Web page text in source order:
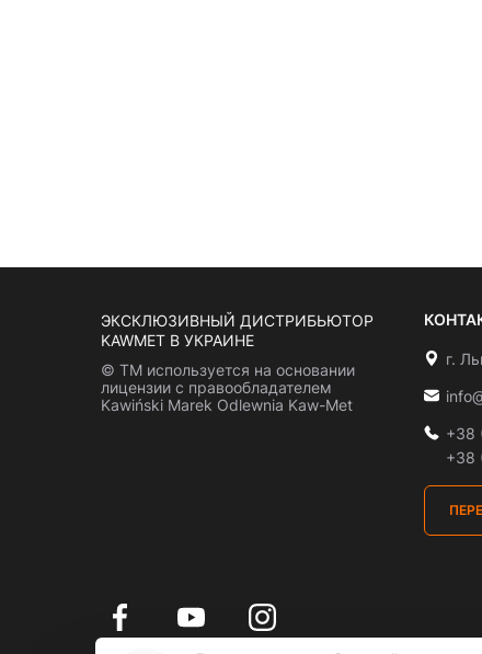
ЭКСКЛЮЗИВНЫЙ ДИСТРИБЬЮТОР
KAWMET В УКРАИНЕ
© ТМ используется на основании
лицензии с правообладателем
Kawiński Marek Odlewnia Kaw-Met
г.
+38
+38